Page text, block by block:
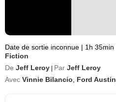
Date de sortie inconnue | 1h 35min
Fiction
De Jeff Leroy Par Jeff Leroy
Avec Vinnie Bilancio Ford Austin